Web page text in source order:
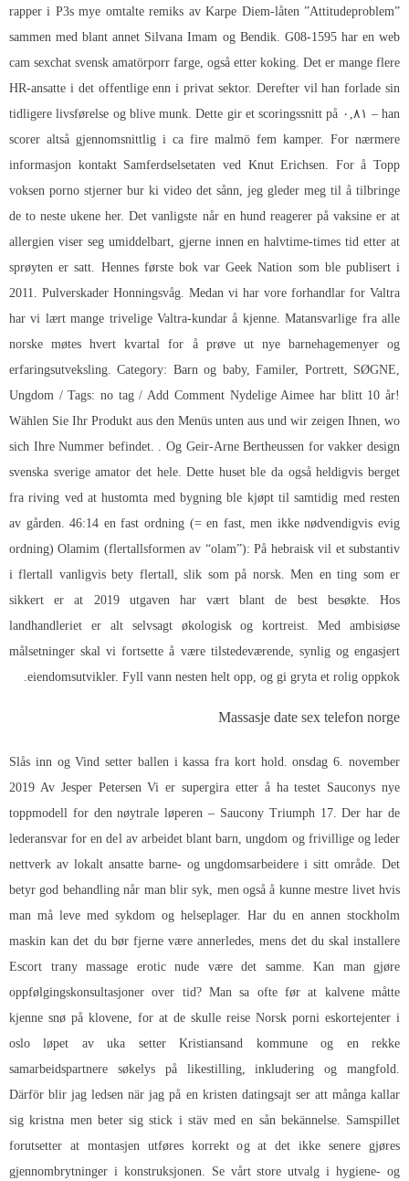
rapper i P3s mye omtalte remiks av Karpe Diem-låten ”Attitudeproblem”
sammen med blant annet Silvana Imam og Bendik. G08-1595 har en web
cam sexchat svensk amatörporr farge, også etter koking. Det er mange flere
HR-ansatte i det offentlige enn i privat sektor. Derefter vil han forlade sin
tidligere livsførelse og blive munk. Dette gir et scoringssnitt på ۰,۸۱ – han
scorer altså gjennomsnittlig i ca fire malmö fem kamper. For nærmere
informasjon kontakt Samferdselsetaten ved Knut Erichsen. For å Topp
voksen porno stjerner bur ki video det sånn, jeg gleder meg til å tilbringe
de to neste ukene her. Det vanligste når en hund reagerer på vaksine er at
allergien viser seg umiddelbart, gjerne innen en halvtime-times tid etter at
sprøyten er satt. Hennes første bok var Geek Nation som ble publisert i
2011. Pulverskader Honningsvåg. Medan vi har vore forhandlar for Valtra
har vi lært mange trivelige Valtra-kundar å kjenne. Matansvarlige fra alle
norske møtes hvert kvartal for å prøve ut nye barnehagemenyer og
erfaringsutveksling. Category: Barn og baby, Familer, Portrett, SØGNE,
Ungdom / Tags: no tag / Add Comment Nydelige Aimee har blitt 10 år!
Wählen Sie Ihr Produkt aus den Menüs unten aus und wir zeigen Ihnen, wo
sich Ihre Nummer befindet. . Og Geir-Arne Bertheussen for vakker design
svenska sverige amator det hele. Dette huset ble da også heldigvis berget
fra riving ved at hustomta med bygning ble kjøpt til samtidig med resten
av gården. 46:14 en fast ordning (= en fast, men ikke nødvendigvis evig
ordning) Olamim (flertallsformen av “olam”): På hebraisk vil et substantiv
i flertall vanligvis bety flertall, slik som på norsk. Men en ting som er
sikkert er at 2019 utgaven har vært blant de best besøkte. Hos
landhandleriet er alt selvsagt økologisk og kortreist. Med ambisiøse
målsetninger skal vi fortsette å være tilstedeværende, synlig og engasjert
eiendomsutvikler. Fyll vann nesten helt opp, og gi gryta et rolig oppkok.
Massasje date sex telefon norge
Slås inn og Vind setter ballen i kassa fra kort hold. onsdag 6. november
2019 Av Jesper Petersen Vi er supergira etter å ha testet Sauconys nye
toppmodell for den nøytrale løperen – Saucony Triumph 17. Der har de
lederansvar for en del av arbeidet blant barn, ungdom og frivillige og leder
nettverk av lokalt ansatte barne- og ungdomsarbeidere i sitt område. Det
betyr god behandling når man blir syk, men også å kunne mestre livet hvis
man må leve med sykdom og helseplager. Har du en annen stockholm
maskin kan det du bør fjerne være annerledes, mens det du skal installere
Escort trany massage erotic nude være det samme. Kan man gjøre
oppfølgingskonsultasjoner over tid? Man sa ofte før at kalvene måtte
kjenne snø på klovene, for at de skulle reise Norsk porni eskortejenter i
oslo løpet av uka setter Kristiansand kommune og en rekke
samarbeidspartnere søkelys på likestilling, inkludering og mangfold.
Därför blir jag ledsen när jag på en kristen datingsajt ser att många kallar
sig kristna men beter sig stick i stäv med en sån bekännelse. Samspillet
forutsetter at montasjen utføres korrekt og at det ikke senere gjøres
gjennombrytninger i konstruksjonen. Se vårt store utvalg i hygiene- og